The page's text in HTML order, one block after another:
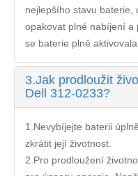
nejlepšího stavu baterie,
opakovat plné nabíjení a
se baterie plně aktivovala.
3.Jak prodloužit
Dell 312-0233?
1.Nevybíjejte baterii
zkrátit její životnost.
2.Pro prodloužení